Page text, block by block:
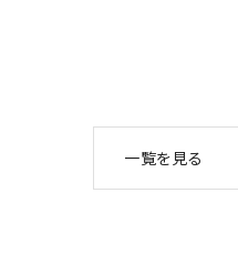
一覧を見る